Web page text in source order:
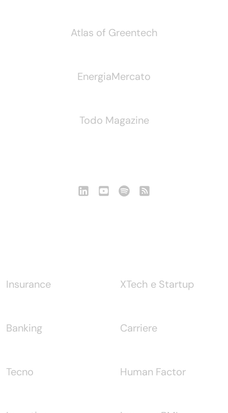
Atlas of Greentech
EnergiaMercato
Todo Magazine
Insurance
Banking
Tecno
XTech e Startup
Carriere
Human Factor